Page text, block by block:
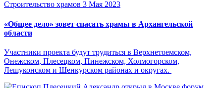
Строительство храмов 3 Мая 2023
«Общее дело» зовет спасать храмы в Архангельской
области
Участники проекта будут трудиться в Верхнетоемском,
Онежском, Плесецком, Пинежском, Холмогорском,
Лешуконском и Шенкурском районах и округах.